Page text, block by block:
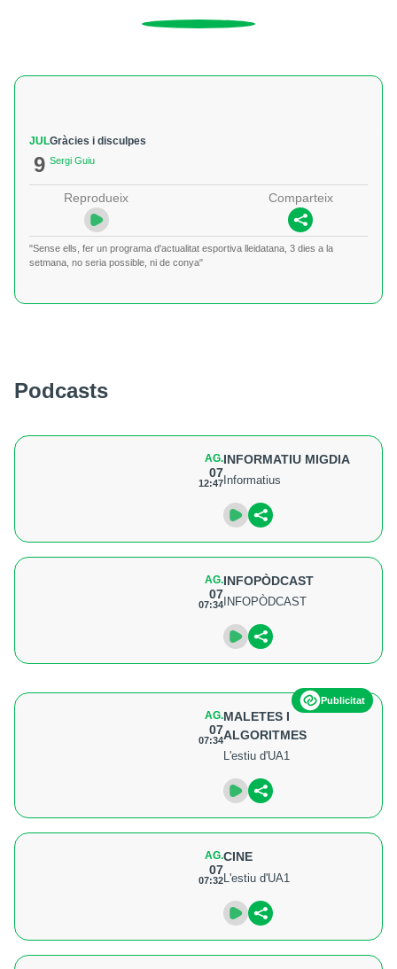
JUL
9
Gràcies i disculpes
Sergi Guiu
Reprodueix Comparteix
"Sense ells, fer un programa d'actualitat esportiva lleidatana, 3 dies a la
setmana, no seria possible, ni de conya"
Podcasts
AG.
07
12:47
INFORMATIU MIGDIA
Informatius
AG.
07
07:34
INFOPÒDCAST
INFOPÒDCAST
Publicitat
AG.
07
07:34
MALETES I
ALGORITMES
L'estiu d'UA1
AG.
07
07:32
CINE
L'estiu d'UA1